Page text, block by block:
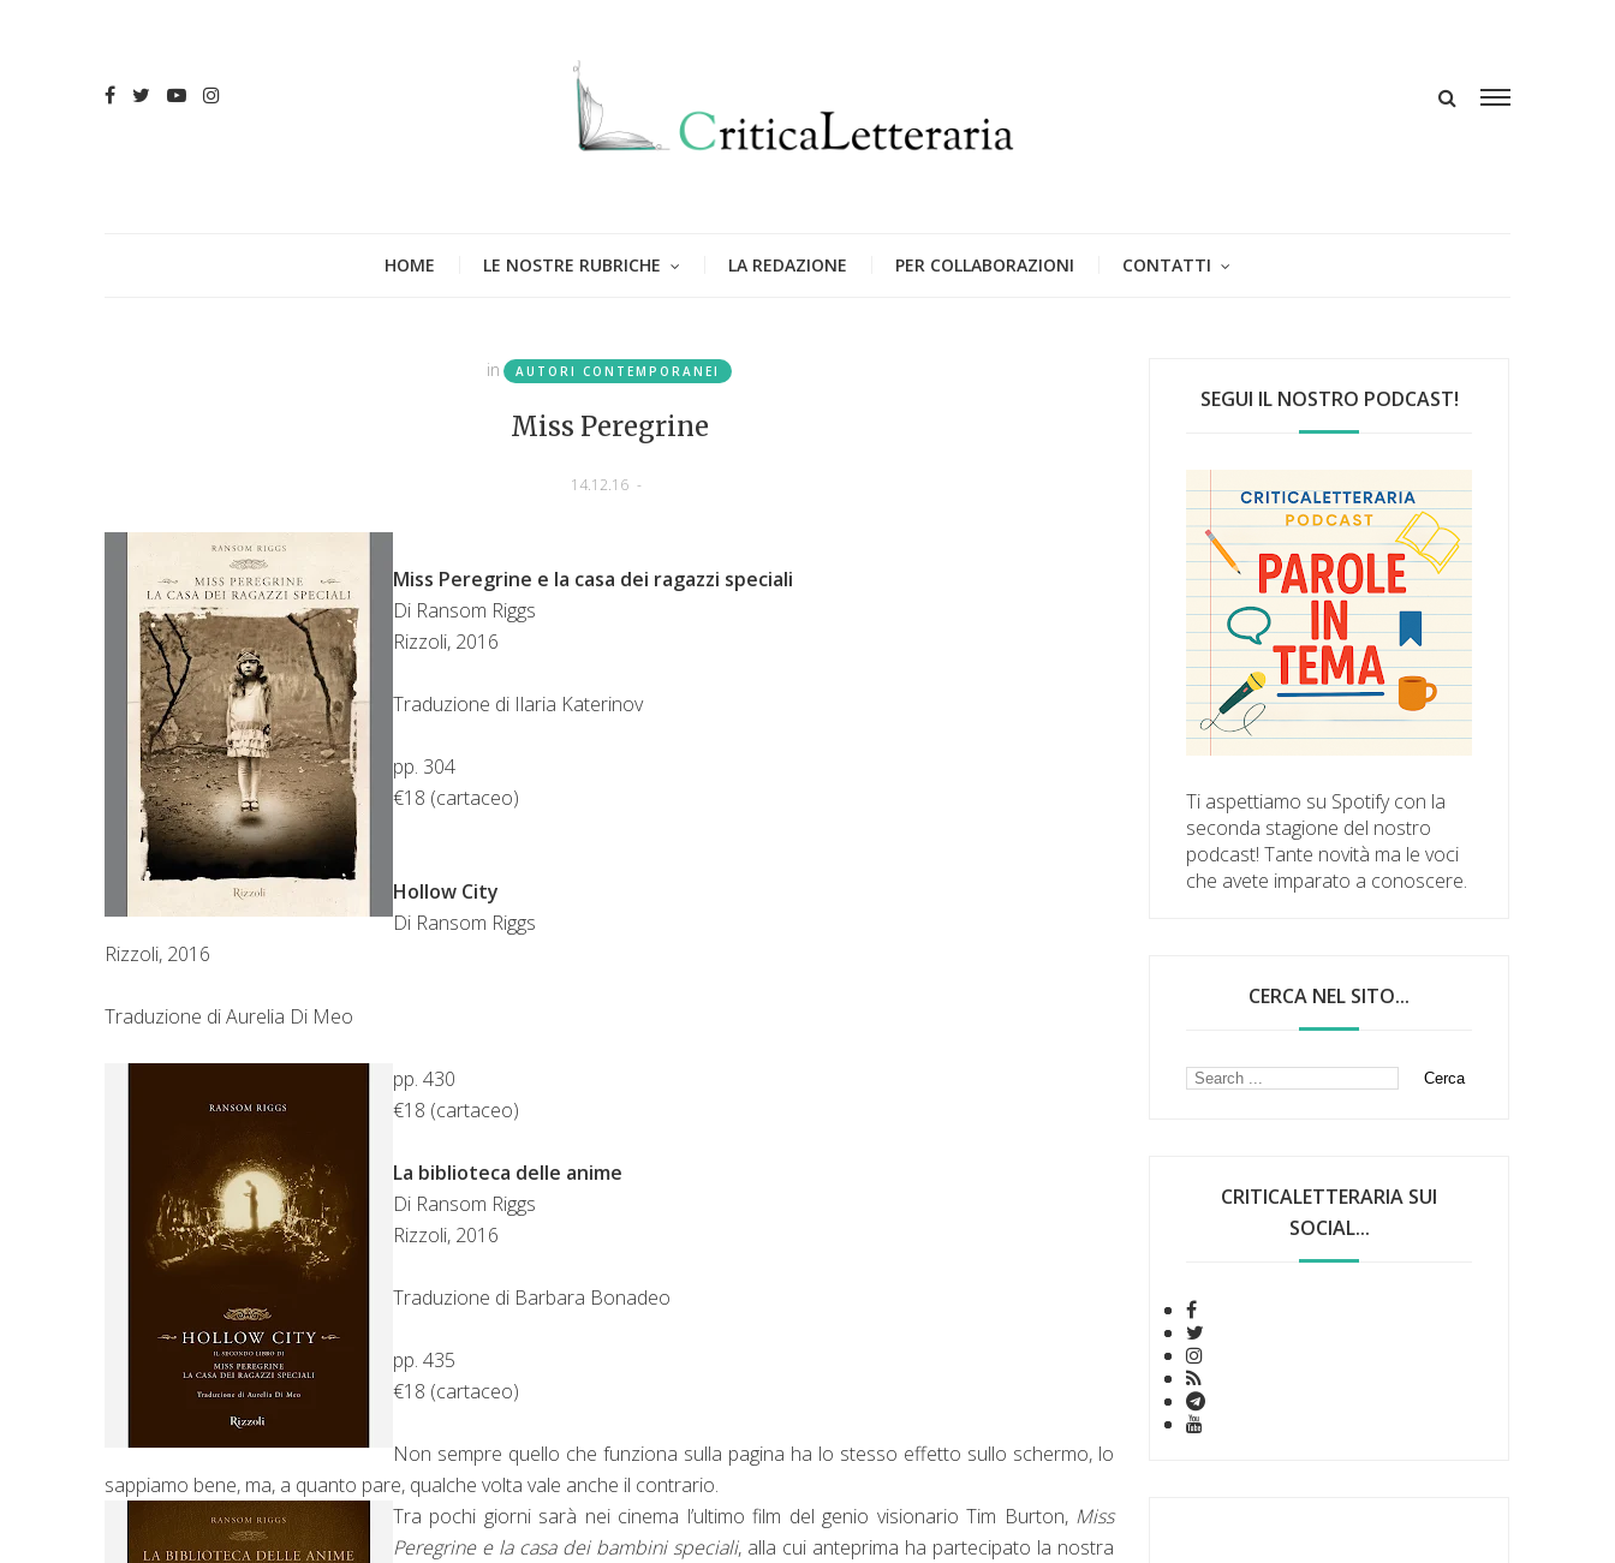
HOME LE NOSTRE RUBRICHE LA REDAZIONE PER COLLABORAZIONI CONTATTI
in AUTORI CONTEMPORANEI
Miss Peregrine
14.12.16 -
Miss Peregrine e la casa dei ragazzi speciali
Di Ransom Riggs
Rizzoli, 2016
Traduzione di Ilaria Katerinov
pp. 304
€18 (cartaceo)
Hollow City
Di Ransom Riggs
Rizzoli, 2016
Traduzione di Aurelia Di Meo
pp. 430
€18 (cartaceo)
La biblioteca delle anime
Di Ransom Riggs
Rizzoli, 2016
Traduzione di Barbara Bonadeo
pp. 435
€18 (cartaceo)
Non sempre quello che funziona sulla pagina ha lo stesso effetto sullo schermo, lo
sappiamo bene, ma, a quanto pare, qualche volta vale anche il contrario.
Tra pochi giorni sarà nei cinema l’ultimo film del genio visionario Tim Burton, Miss
Peregrine e la casa dei bambini speciali, alla cui anteprima ha partecipato la nostra
SEGUI IL NOSTRO PODCAST!
Ti aspettiamo su Spotify con la
seconda stagione del nostro
podcast! Tante novità ma le voci
che avete imparato a conoscere.
CERCA NEL SITO...
CRITICALETTERARIA SUI
SOCIAL...